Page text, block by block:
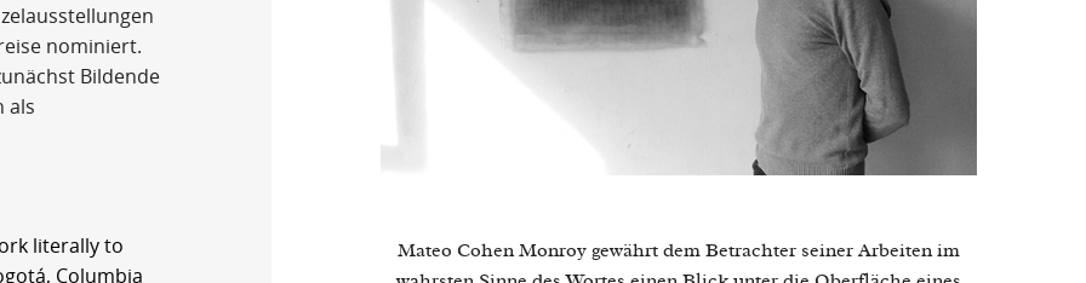
nominiert.
Bildende
als
literally to
Columbia
Mateo Cohen Monroy gewährt dem Betrachter seiner Arbeiten im